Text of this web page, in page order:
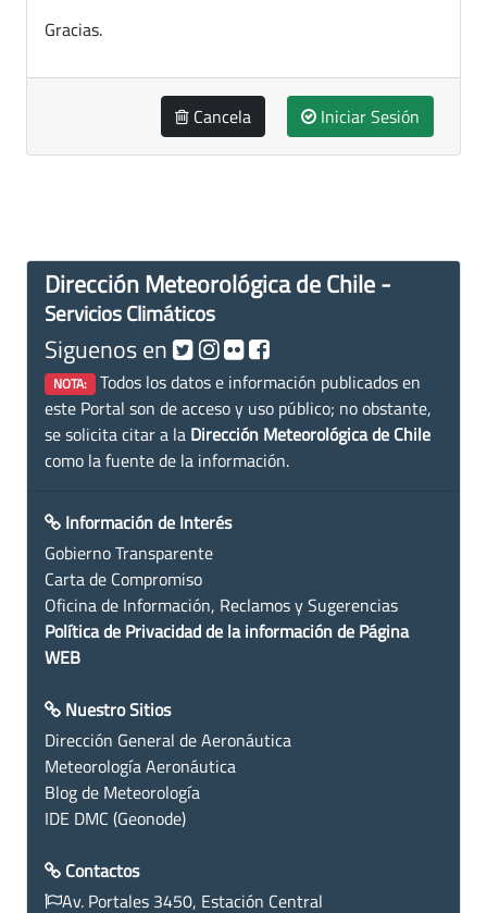
Gracias.
Cancela Iniciar Sesión
Dirección Meteorológica de Chile -
Servicios Climáticos
Siguenos en
NOTA: Todos los datos e información publicados en
este Portal son de acceso y uso público; no obstante,
se solicita citar a la Dirección Meteorológica de Chile
como la fuente de la información.
Información de Interés
Gobierno Transparente
Carta de Compromiso
Oficina de Información, Reclamos y Sugerencias
Política de Privacidad de la información de Página
WEB
Nuestro Sitios
Dirección General de Aeronáutica
Meteorología Aeronáutica
Blog de Meteorología
IDE DMC (Geonode)
Contactos
Av. Portales 3450, Estación Central